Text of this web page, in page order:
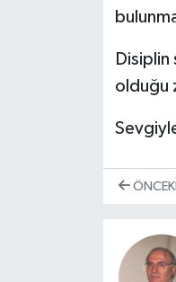
Disiplin
olduğu
ÖNCEKI